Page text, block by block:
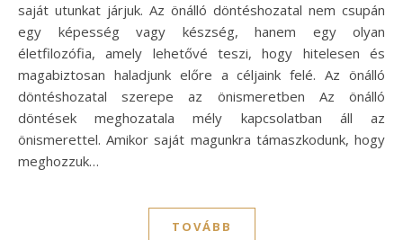
saját utunkat járjuk. Az önálló döntéshozatal nem csupán
egy képesség vagy készség, hanem egy olyan
életfilozófia, amely lehetővé teszi, hogy hitelesen és
magabiztosan haladjunk előre a céljaink felé. Az önálló
döntéshozatal szerepe az önismeretben Az önálló
döntések meghozatala mély kapcsolatban áll az
önismerettel. Amikor saját magunkra támaszkodunk, hogy
meghozzuk…
TOVÁBB